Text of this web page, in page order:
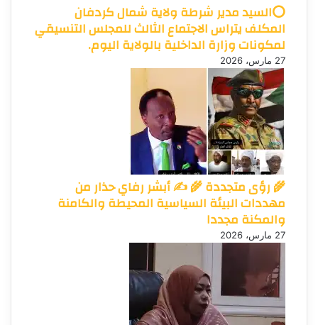
⭕السيد مدير شرطة ولاية شمال كردفان
المكلف يتراس الاجتماع الثالث للمجلس التنسيقي
لمكونات وزارة الداخلية بالولاية اليوم.
27 مارس، 2026
🌾 رؤى متجددة 🌾 ✍️ أبشر رفاي حذار من
مهددات البيئة السياسية المحيطة والكامنة
والمكنة مجددا
27 مارس، 2026